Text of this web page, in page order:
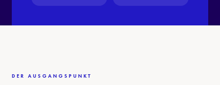
DER AUSGANGSPUNKT